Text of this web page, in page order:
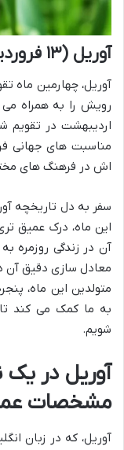
آوریل (۱۳ فروردین تا ۱۱ اردیبهشت)
آوریل، چهارمین ماه
اردیبهشت در تقویم
مناسبت های جهانی
اش در فرهنگ های
سفر به دل تاریخچه
این ماه، درک عمیق
آن در زندگی روزمره
معادل سازی دقیق آن
متولدین این ماه،
به ما کمک می کند
شویم.
آوریل در یک
مشخصات